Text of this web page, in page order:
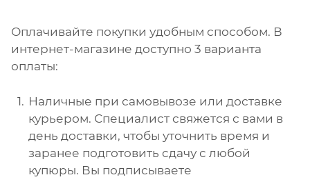
Оплачивайте покупки удобным способом. В
интернет-магазине доступно 3 варианта
оплаты:
Наличные при самовывозе или доставке
курьером. Специалист свяжется с вами в
день доставки, чтобы уточнить время и
заранее подготовить сдачу с любой
купюры. Вы подписываете